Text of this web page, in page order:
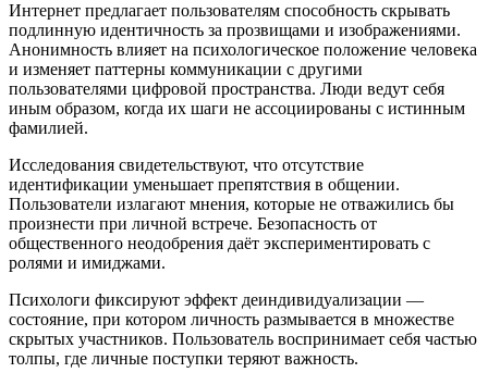
Интернет предлагает пользователям способность скрывать
подлинную идентичность за прозвищами и изображениями.
Анонимность влияет на психологическое положение человека
и изменяет паттерны коммуникации с другими
пользователями цифровой пространства. Люди ведут себя
иным образом, когда их шаги не ассоциированы с истинным
фамилией.
Исследования свидетельствуют, что отсутствие
идентификации уменьшает препятствия в общении.
Пользователи излагают мнения, которые не отважились бы
произнести при личной встрече. Безопасность от
общественного неодобрения даёт экспериментировать с
ролями и имиджами.
Психологи фиксируют эффект деиндивидуализации —
состояние, при котором личность размывается в множестве
скрытых участников. Пользователь воспринимает себя частью
толпы, где личные поступки теряют важность.